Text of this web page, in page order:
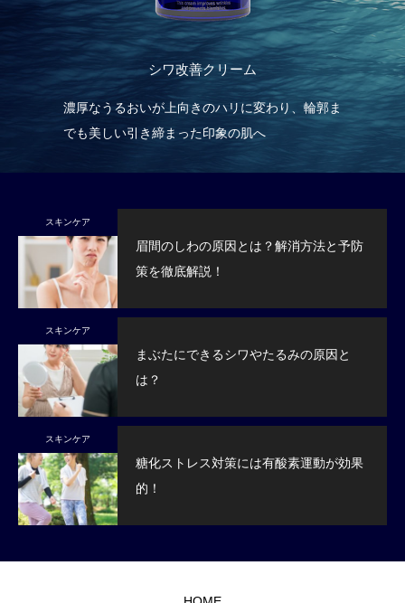
シワ改善クリーム
濃厚なうるおいが上向きのハリに変わり、輪郭ま
でも美しい引き締まった印象の肌へ
スキンケア
眉間のしわの原因とは？解消方法と予防
策を徹底解説！
スキンケア
まぶたにできるシワやたるみの原因と
は？
スキンケア
糖化ストレス対策には有酸素運動が効果
的！